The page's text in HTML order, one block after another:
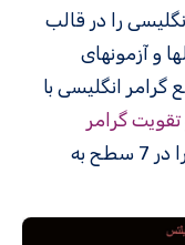
را در قالب
و آزمونهای
انگلیسی با
تقویت گرامر
ما دیدن کنید تا دروس گرامر را در 7 سطح به